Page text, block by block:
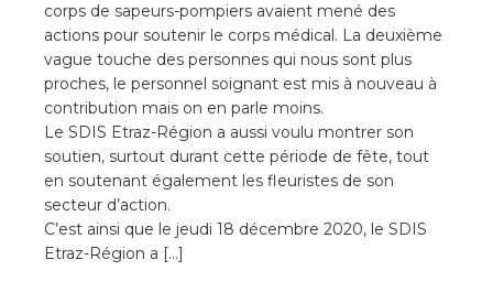
corps de sapeurs-pompiers avaient mené des
actions pour soutenir le corps médical. La deuxième
vague touche des personnes qui nous sont plus
proches, le personnel soignant est mis à nouveau à
contribution mais on en parle moins.
Le SDIS Etraz-Région a aussi voulu montrer son
soutien, surtout durant cette période de fête, tout
en soutenant également les fleuristes de son
secteur d’action.
C’est ainsi que le jeudi 18 décembre 2020, le SDIS
Etraz-Région a […]